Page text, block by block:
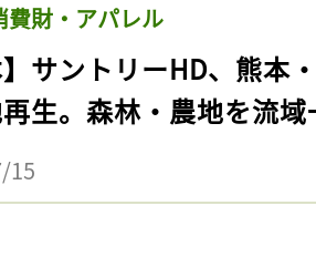
費財・アパレル
】サントリーHD、熊本
生。森林・農地を流
15